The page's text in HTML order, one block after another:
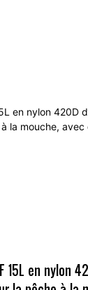
15L en nylon